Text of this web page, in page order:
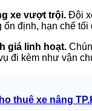
xe vượt trội. Đội
ổn định, hạn chế
giá linh hoạt.
đi kèm như vận
thuê xe nâng